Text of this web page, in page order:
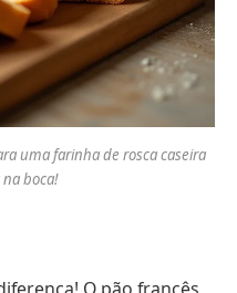
uma farinha de rosca caseira
boca!